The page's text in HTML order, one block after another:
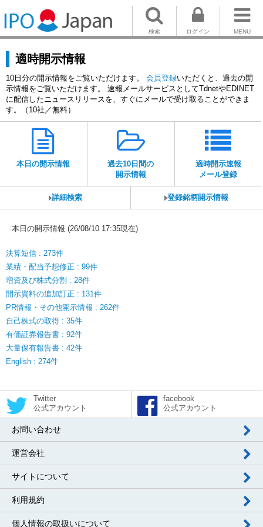
MENU
ログイン
検索
適時開示情報
10日分の開示情報をご覧いただけます。 会員登録いただくと、過去の開
示情報をご覧いただけます。 速報メールサービスとしてTdnetやEDINET
に配信したニュースリリースを、すぐにメールで受け取ることができま
す。（10社／無料）
本日の開示情報
過去10日間の
開示情報
適時開示速報
メール登録
詳細検索 登録銘柄開示情報
本日の開示情報 (26/08/10 17:35現在)
決算短信 : 273件
業績・配当予想修正 : 99件
増資及び株式分割 : 28件
開示資料の追加訂正 : 131件
PR情報・その他開示情報 : 262件
自己株式の取得 : 35件
有価証券報告書 : 92件
大量保有報告書 : 42件
English : 274件
Twitter
公式アカウント
facebook
公式アカウント
お問い合わせ
運営会社
サイトについて
利用規約
個人情報の取扱いについて